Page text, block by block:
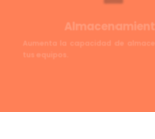
Aumenta la capacidad de
tus equipos.